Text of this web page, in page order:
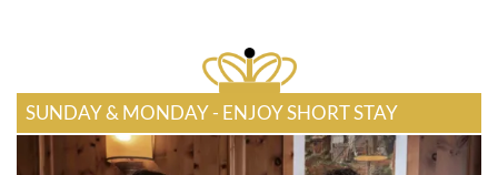
SUNDAY & MONDAY - ENJOY SHORT STAY